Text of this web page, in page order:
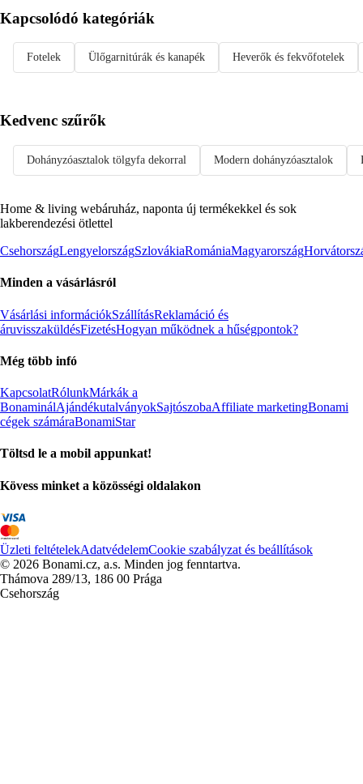
Kapcsolódó kategóriák
Fotelek Ülőgarnitúrák és kanapék Heverők és fekvőfotelek
Kedvenc szűrők
Dohányzóasztalok tölgyfa dekorral Modern dohányzóasztalok
Home & living webáruház, naponta új termékekkel és sok
lakberendezési ötlettel
CsehországLengyelországSzlovákiaRomániaMagyarország
Minden a vásárlásról
Vásárlási információkSzállításReklamáció és
áruvisszaküldésFizetésHogyan működnek a hűségpontok?
Még több infó
KapcsolatRólunkMárkák a
BonaminálAjándékutalványokSajtószobaAffiliate marketingBonami
cégek számáraBonamiStar
Töltsd le a mobil appunkat!
Kövess minket a közösségi oldalakon
Üzleti feltételekAdatvédelemCookie szabályzat és beállítások
© 2026 Bonami.cz, a.s. Minden jog fenntartva.
Thámova 289/13, 186 00 Prága
Csehország